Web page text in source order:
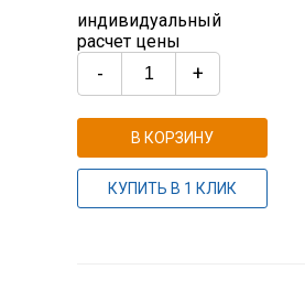
индивидуальный
расчет цены
- +
В КОРЗИНУ
КУПИТЬ В 1 КЛИК